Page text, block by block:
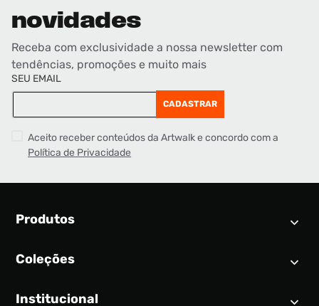
novidades
Receba com exclusividade a nossa newsletter com
tendências, promoções e muito mais
SEU EMAIL
CADASTRAR
Aceito receber conteúdos da Artwalk e concordo com a
Política de Privacidade
Produtos
Calendário SNEAKER
Tênis
Coleções
Air Jordan 1
Institucional